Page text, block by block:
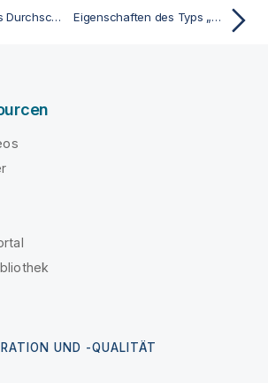
Aggregieren des Durchschnittspreises der Kundenkäufe Eigenschaften des Typs „Dates“ (Datum)
UND -QUALITÄT